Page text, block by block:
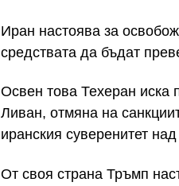
Иран настоява за
средствата да бъдат
Освен това Техеран иска
Ливан, отмяна на
иранския суверенитет
От своя страна Тръмп